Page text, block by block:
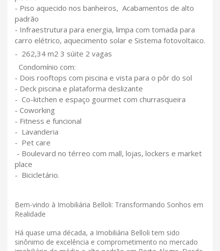
- Piso aquecido nos banheiros, Acabamentos de alto
padrão
- Infraestrutura para energia, limpa com tomada para
carro elétrico, aquecimento solar e Sistema fotovoltaico.
- 262,34 m2 3 súite 2 vagas
Condomínio com:
- Dois rooftops com piscina e vista para o pôr do sol
- Deck piscina e plataforma deslizante
- Co-kitchen e espaço gourmet com churrasqueira
- Coworking
- Fitness e funcional
- Lavanderia
- Pet care
- Boulevard no térreo com mall, lojas, lockers e market
place
- Bicicletário.
Bem-vindo à Imobiliária Belloli: Transformando Sonhos em
Realidade
Há quase uma década, a Imobiliária Belloli tem sido
sinônimo de excelência e comprometimento no mercado